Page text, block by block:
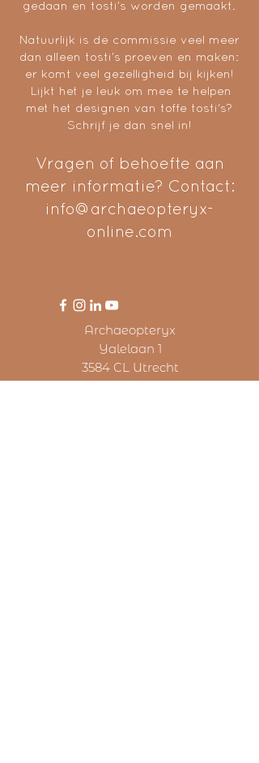
gedaan en tosti’s worden gemaakt.
Natuurlijk is de commissie veel meer
dan alleen tosti’s proeven en maken:
er komt veel gezelligheid bij kijken!
Lijkt het je leuk om mee te helpen
met het designen van toffe tosti's?
Schrijf je dan snel in!
Vragen of behoefte aan
meer informatie? Contact:
info@archaeopteryx-
online.com
Archaeopteryx
Yalelaan 1
3584 CL Utrecht